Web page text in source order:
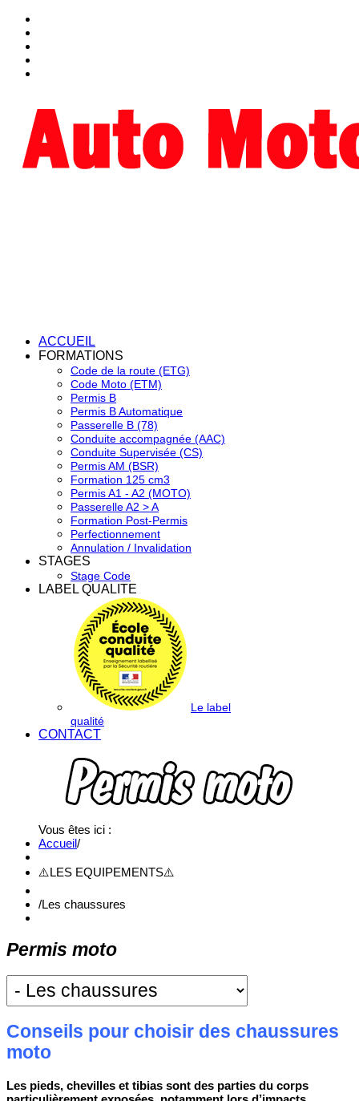
ACCUEIL
FORMATIONS
Code de la route (ETG)
Code Moto (ETM)
Permis B
Permis B Automatique
Passerelle B (78)
Conduite accompagnée (AAC)
Conduite Supervisée (CS)
Permis AM (BSR)
Formation 125 cm3
Permis A1 - A2 (MOTO)
Passerelle A2 > A
Formation Post-Permis
Perfectionnement
Annulation / Invalidation
STAGES
Stage Code
LABEL QUALITE
Le label
qualité
CONTACT
Vous êtes ici :
Accueil/
⚠️LES EQUIPEMENTS⚠️
/Les chaussures
Permis moto
Conseils pour choisir des chaussures
moto
Les pieds, chevilles et tibias sont des parties du corps